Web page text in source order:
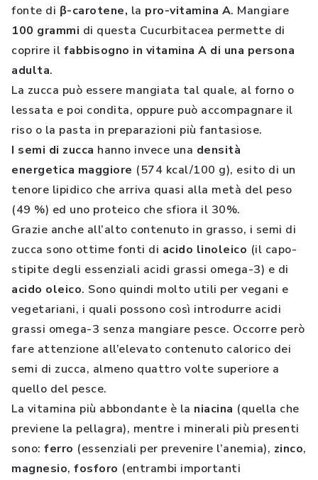
fonte di β-carotene, la pro-vitamina A. Mangiare
100 grammi di questa Cucurbitacea permette di
coprire il fabbisogno in vitamina A di una persona
adulta.
La zucca può essere mangiata tal quale, al forno o
lessata e poi condita, oppure può accompagnare il
riso o la pasta in preparazioni più fantasiose.
I semi di zucca hanno invece una densità
energetica maggiore (574 kcal/100 g), esito di un
tenore lipidico che arriva quasi alla metà del peso
(49 %) ed uno proteico che sfiora il 30%.
Grazie anche all’alto contenuto in grasso, i semi di
zucca sono ottime fonti di acido linoleico (il capo-
stipite degli essenziali acidi grassi omega-3) e di
acido oleico. Sono quindi molto utili per vegani e
vegetariani, i quali possono così introdurre acidi
grassi omega-3 senza mangiare pesce. Occorre però
fare attenzione all’elevato contenuto calorico dei
semi di zucca, almeno quattro volte superiore a
quello del pesce.
La vitamina più abbondante è la niacina (quella che
previene la pellagra), mentre i minerali più presenti
sono: ferro (essenziali per prevenire l’anemia), zinco,
magnesio, fosforo (entrambi importanti